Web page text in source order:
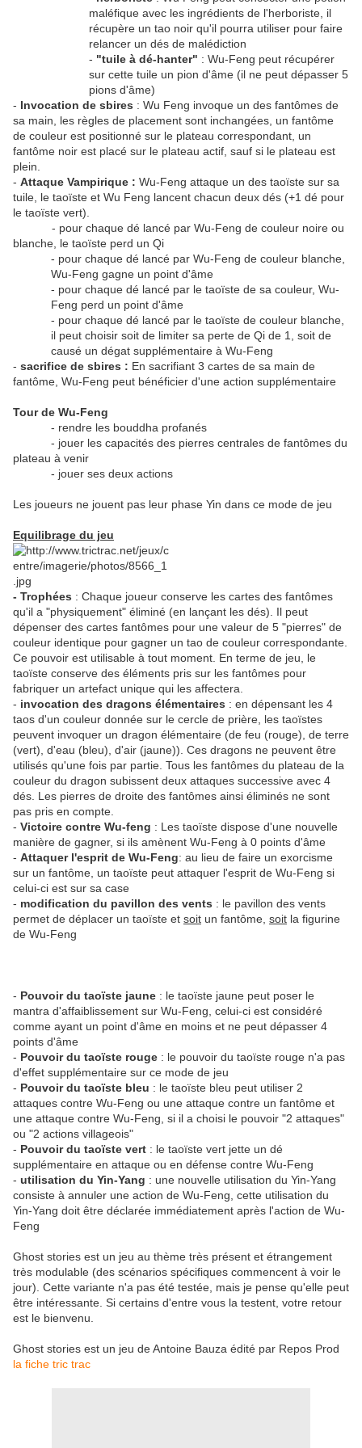
maléfique avec les ingrédients de l'herboriste, il
récupère un tao noir qu'il pourra utiliser pour faire
relancer un dés de malédiction
- "tuile à dé-hanter" : Wu-Feng peut récupérer
sur cette tuile un pion d'âme (il ne peut dépasser 5
pions d'âme)
- Invocation de sbires : Wu Feng invoque un des fantômes de
sa main, les règles de placement sont inchangées, un fantôme
de couleur est positionné sur le plateau correspondant, un
fantôme noir est placé sur le plateau actif, sauf si le plateau est
plein.
- Attaque Vampirique : Wu-Feng attaque un des taoïste sur sa
tuile, le taoïste et Wu Feng lancent chacun deux dés (+1 dé pour
le taoïste vert).
- pour chaque dé lancé par Wu-Feng de couleur noire ou
blanche, le taoïste perd un Qi
- pour chaque dé lancé par Wu-Feng de couleur blanche,
Wu-Feng gagne un point d'âme
- pour chaque dé lancé par le taoïste de sa couleur, Wu-
Feng perd un point d'âme
- pour chaque dé lancé par le taoïste de couleur blanche,
il peut choisir soit de limiter sa perte de Qi de 1, soit de
causé un dégat supplémentaire à Wu-Feng
- sacrifice de sbires : En sacrifiant 3 cartes de sa main de
fantôme, Wu-Feng peut bénéficier d'une action supplémentaire
Tour de Wu-Feng
- rendre les bouddha profanés
- jouer les capacités des pierres centrales de fantômes du
plateau à venir
- jouer ses deux actions
Les joueurs ne jouent pas leur phase Yin dans ce mode de jeu
Equilibrage du jeu
- Trophées : Chaque joueur conserve les cartes des fantômes
qu'il a "physiquement" éliminé (en lançant les dés). Il peut
dépenser des cartes fantômes pour une valeur de 5 "pierres" de
couleur identique pour gagner un tao de couleur correspondante.
Ce pouvoir est utilisable à tout moment. En terme de jeu, le
taoïste conserve des éléments pris sur les fantômes pour
fabriquer un artefact unique qui les affectera.
- invocation des dragons élémentaires : en dépensant les 4
taos d'un couleur donnée sur le cercle de prière, les taoïstes
peuvent invoquer un dragon élémentaire (de feu (rouge), de terre
(vert), d'eau (bleu), d'air (jaune)). Ces dragons ne peuvent être
utilisés qu'une fois par partie. Tous les fantômes du plateau de la
couleur du dragon subissent deux attaques successive avec 4
dés. Les pierres de droite des fantômes ainsi éliminés ne sont
pas pris en compte.
- Victoire contre Wu-feng : Les taoïste dispose d'une nouvelle
manière de gagner, si ils amènent Wu-Feng à 0 points d'âme
- Attaquer l'esprit de Wu-Feng: au lieu de faire un exorcisme
sur un fantôme, un taoïste peut attaquer l'esprit de Wu-Feng si
celui-ci est sur sa case
- modification du pavillon des vents : le pavillon des vents
permet de déplacer un taoïste et soit un fantôme, soit la figurine
de Wu-Feng
- Pouvoir du taoïste jaune : le taoïste jaune peut poser le
mantra d'affaiblissement sur Wu-Feng, celui-ci est considéré
comme ayant un point d'âme en moins et ne peut dépasser 4
points d'âme
- Pouvoir du taoïste rouge : le pouvoir du taoïste rouge n'a pas
d'effet supplémentaire sur ce mode de jeu
- Pouvoir du taoïste bleu : le taoïste bleu peut utiliser 2
attaques contre Wu-Feng ou une attaque contre un fantôme et
une attaque contre Wu-Feng, si il a choisi le pouvoir "2 attaques"
ou "2 actions villageois"
- Pouvoir du taoïste vert : le taoïste vert jette un dé
supplémentaire en attaque ou en défense contre Wu-Feng
- utilisation du Yin-Yang : une nouvelle utilisation du Yin-Yang
consiste à annuler une action de Wu-Feng, cette utilisation du
Yin-Yang doit être déclarée immédiatement après l'action de Wu-
Feng
Ghost stories est un jeu au thème très présent et étrangement
très modulable (des scénarios spécifiques commencent à voir le
jour). Cette variante n'a pas été testée, mais je pense qu'elle peut
être intéressante. Si certains d'entre vous la testent, votre retour
est le bienvenu.
Ghost stories est un jeu de Antoine Bauza édité par Repos Prod
la fiche tric trac